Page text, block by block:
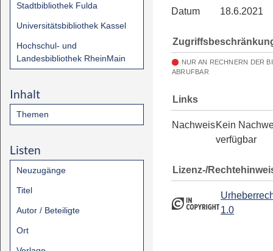
Stadtbibliothek Fulda
Universitätsbibliothek Kassel
Hochschul- und
Landesbibliothek RheinMain
Inhalt
Themen
Listen
Neuzugänge
Titel
Autor / Beteiligte
Ort
Datum
18.6.2021
NUR AN RECHNERN DER
ABRUFBAR
Links
NachweisKein
verfügbar
Lizenz-/
1.0